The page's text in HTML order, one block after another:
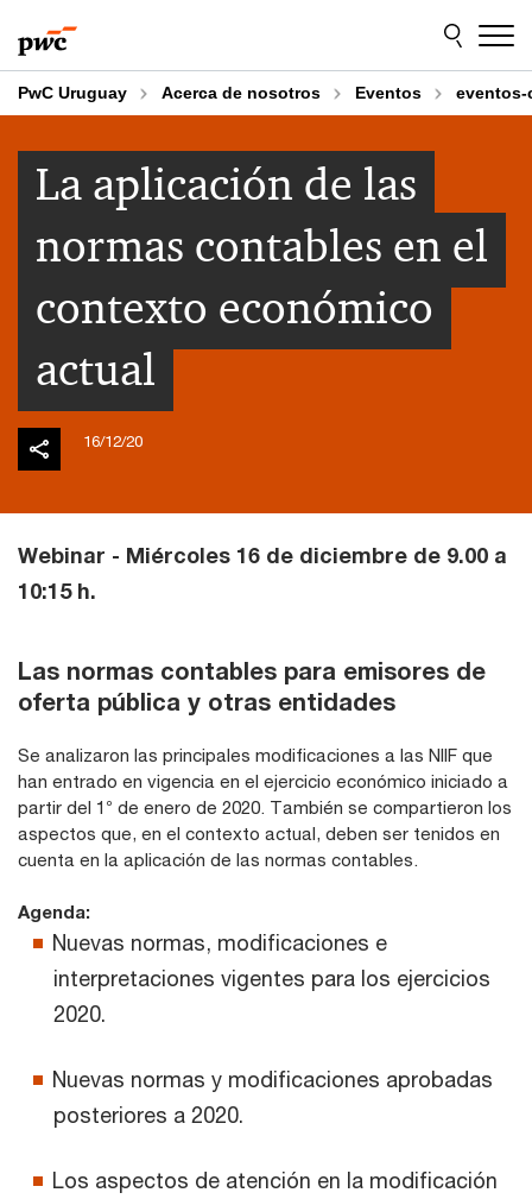
to
content
to
footer
PwC Uruguay Acerca de nosotros Eventos
La aplicación de las
normas contables en el
contexto económico
actual
16/12/20
Webinar - Miércoles 16 de diciembre de 9.00 a
10:15 h.
Las normas contables para emisores de
oferta pública y otras entidades
Se analizaron las principales modificaciones a las NIIF que
han entrado en vigencia en el ejercicio económico iniciado a
partir del 1° de enero de 2020. También se compartieron los
aspectos que, en el contexto actual, deben ser tenidos en
cuenta en la aplicación de las normas contables.
Agenda:
Nuevas normas, modificaciones e
interpretaciones vigentes para los ejercicios
2020.
Nuevas normas y modificaciones aprobadas
posteriores a 2020.
Los aspectos de atención en la modificación